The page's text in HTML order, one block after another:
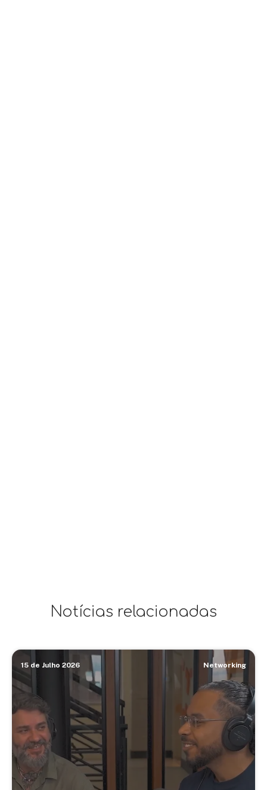
Notícias relacionadas
15 de Julho 2026 Networking